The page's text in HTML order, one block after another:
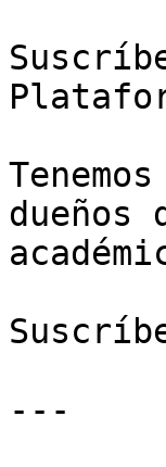
dueños
---